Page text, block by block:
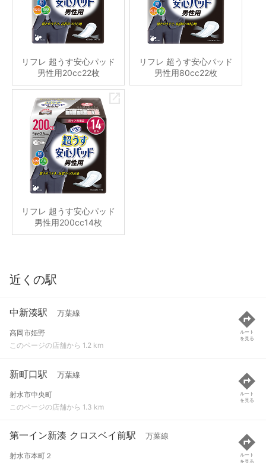
リフレ 超うす安心パッド
男性用20cc22枚
リフレ 超うす安心パッド
男性用80cc22枚
リフレ 超うす安心パッド
男性用200cc14枚
近くの駅
中新湊駅 万葉線
高岡市姫野
このページの店舗から 1.2 km
ルート
を見る
新町口駅 万葉線
射水市中央町
このページの店舗から 1.3 km
ルート
を見る
第一イン新湊 クロスベイ前駅 万葉線
射水市本町２
ルート
を見る